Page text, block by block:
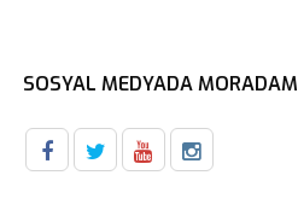
SOSYAL MEDYADA MORADAM